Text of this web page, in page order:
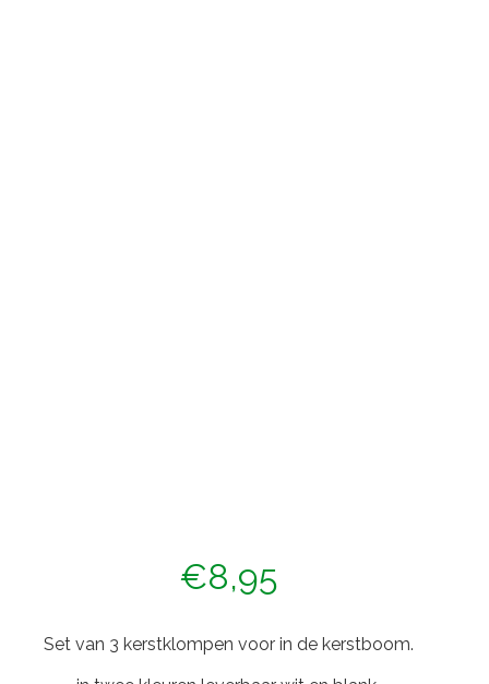
€8,95
Set van 3 kerstklompen voor in de kerstboom.